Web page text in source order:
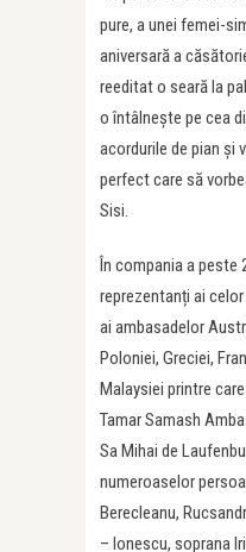
pure, a unei femei-
aniversară a
reeditat o seară la
o întâlnește pe cea
acordurile de pian și
perfect care să
Sisi.
În compania a peste
reprezentanți ai
ai ambasadelor
Poloniei, Greciei,
Malaysiei printre
Tamar Samash
Sa Mihai de
numeroaselor
Berecleanu,
– Ionescu, soprana